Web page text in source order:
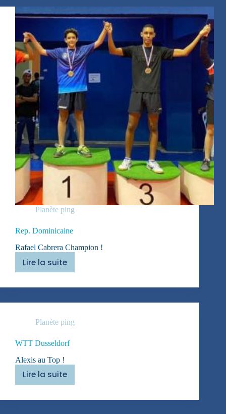
Planète ping
Rep. Dominicaine
Rafael Cabrera Champion !
Lire la suite
Rep.
Planète ping
WTT Dusseldorf
Alexis au Top !
Lire la suite
WTT